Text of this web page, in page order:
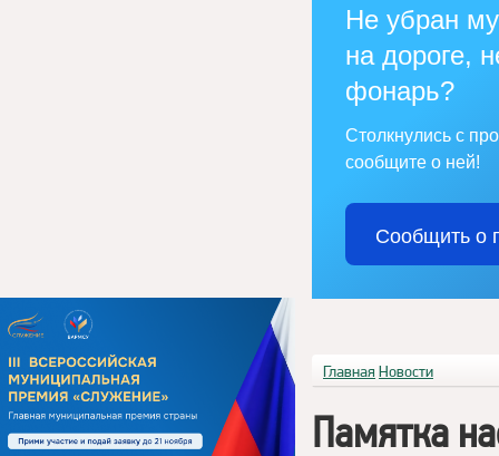
Не убран
на дороге,
фонарь?
Столкнулись с
сообщите о ней!
Сообщить о
Главная Новости
Памятка